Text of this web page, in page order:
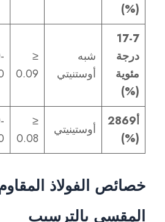
(%)
17-7
درجة
مئوية
(%)
شبه
أوستنيتي
≤
0.09
أ2869
(%)
أوستينيتي
≤
0.08
خصائص الفولاذ
المقسى بالترسيب